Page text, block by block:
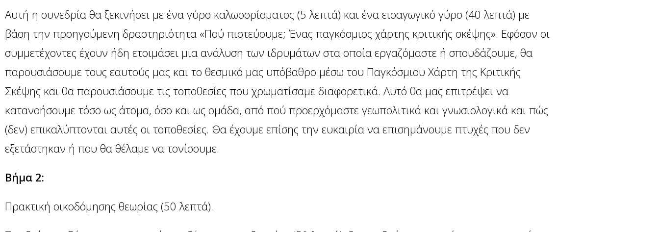
Αυτή η συνεδρία θα ξεκινήσει με ένα γύρο καλωσορίσματος (5 λεπτά) και ένα εισαγωγικό γύρο (40 λεπτά) με
βάση την προηγούμενη δραστηριότητα «Πού πιστεύουμε; Ένας παγκόσμιος χάρτης κριτικής σκέψης». Εφόσον οι
συμμετέχοντες έχουν ήδη ετοιμάσει μια ανάλυση των ιδρυμάτων στα οποία εργαζόμαστε ή σπουδάζουμε, θα
παρουσιάσουμε τους εαυτούς μας και το θεσμικό μας υπόβαθρο μέσω του Παγκόσμιου Χάρτη της Κριτικής
Σκέψης και θα παρουσιάσουμε τις τοποθεσίες που χρωματίσαμε διαφορετικά. Αυτό θα μας επιτρέψει να
κατανοήσουμε τόσο ως άτομα, όσο και ως ομάδα, από πού προερχόμαστε γεωπολιτικά και γνωσιολογικά και πώς
(δεν) επικαλύπτονται αυτές οι τοποθεσίες. Θα έχουμε επίσης την ευκαιρία να επισημάνουμε πτυχές που δεν
εξετάστηκαν ή που θα θέλαμε να τονίσουμε.
Βήμα 2:
Πρακτική οικοδόμησης θεωρίας (50 λεπτά).